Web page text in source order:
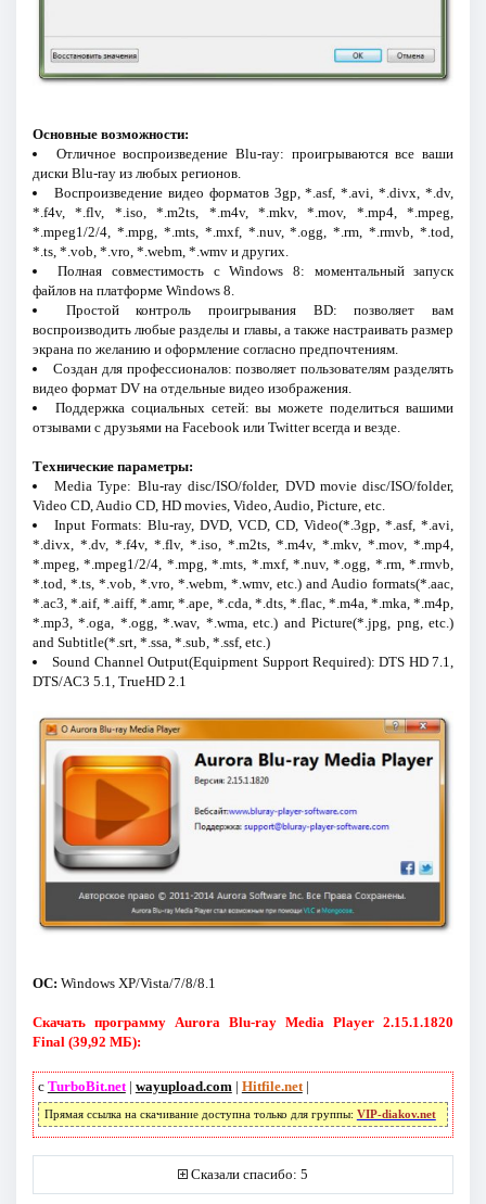
Основные возможности:
Отличное воспроизведение Blu-ray: проигрываются все ваши
диски Blu-ray из любых регионов.
Воспроизведение видео форматов 3gp, *.asf, *.avi, *.divx, *.dv,
*.f4v, *.flv, *.iso, *.m2ts, *.m4v, *.mkv, *.mov, *.mp4, *.mpeg,
*.mpeg1/2/4, *.mpg, *.mts, *.mxf, *.nuv, *.ogg, *.rm, *.rmvb, *.tod,
*.ts, *.vob, *.vro, *.webm, *.wmv и других.
Полная совместимость с Windows 8: моментальный запуск
файлов на платформе Windows 8.
Простой контроль проигрывания BD: позволяет вам
воспроизводить любые разделы и главы, а также настраивать размер
экрана по желанию и оформление согласно предпочтениям.
Создан для профессионалов: позволяет пользователям разделять
видео формат DV на отдельные видео изображения.
Поддержка социальных сетей: вы можете поделиться вашими
отзывами с друзьями на Facebook или Twitter всегда и везде.
Технические параметры:
Media Type: Blu-ray disc/ISO/folder, DVD movie disc/ISO/folder,
Video CD, Audio CD, HD movies, Video, Audio, Picture, etc.
Input Formats: Blu-ray, DVD, VCD, CD, Video(*.3gp, *.asf, *.avi,
*.divx, *.dv, *.f4v, *.flv, *.iso, *.m2ts, *.m4v, *.mkv, *.mov, *.mp4,
*.mpeg, *.mpeg1/2/4, *.mpg, *.mts, *.mxf, *.nuv, *.ogg, *.rm, *.rmvb,
*.tod, *.ts, *.vob, *.vro, *.webm, *.wmv, etc.) and Audio formats(*.aac,
*.ac3, *.aif, *.aiff, *.amr, *.ape, *.cda, *.dts, *.flac, *.m4a, *.mka, *.m4p,
*.mp3, *.oga, *.ogg, *.wav, *.wma, etc.) and Picture(*.jpg, png, etc.)
and Subtitle(*.srt, *.ssa, *.sub, *.ssf, etc.)
Sound Channel Output(Equipment Support Required): DTS HD 7.1,
DTS/AC3 5.1, TrueHD 2.1
ОС: Windows XP/Vista/7/8/8.1
Скачать программу Aurora Blu-ray Media Player 2.15.1.1820
Final (39,92 МБ):
с TurboBit.net| wayupload.com| Hitfile.net|
Прямая ссылка на скачивание доступна только для группы: VIP-diakov.net
Сказали спасибо: 5